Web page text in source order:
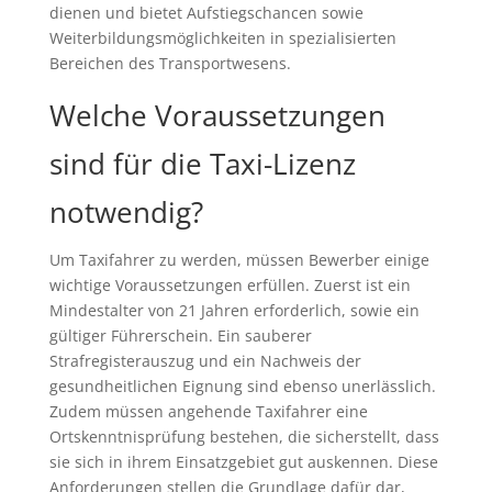
dienen und bietet Aufstiegschancen sowie
Weiterbildungsmöglichkeiten in spezialisierten
Bereichen des Transportwesens.
Welche Voraussetzungen
sind für die Taxi-Lizenz
notwendig?
Um Taxifahrer zu werden, müssen Bewerber einige
wichtige Voraussetzungen erfüllen. Zuerst ist ein
Mindestalter von 21 Jahren erforderlich, sowie ein
gültiger Führerschein. Ein sauberer
Strafregisterauszug und ein Nachweis der
gesundheitlichen Eignung sind ebenso unerlässlich.
Zudem müssen angehende Taxifahrer eine
Ortskenntnisprüfung bestehen, die sicherstellt, dass
sie sich in ihrem Einsatzgebiet gut auskennen. Diese
Anforderungen stellen die Grundlage dafür dar,